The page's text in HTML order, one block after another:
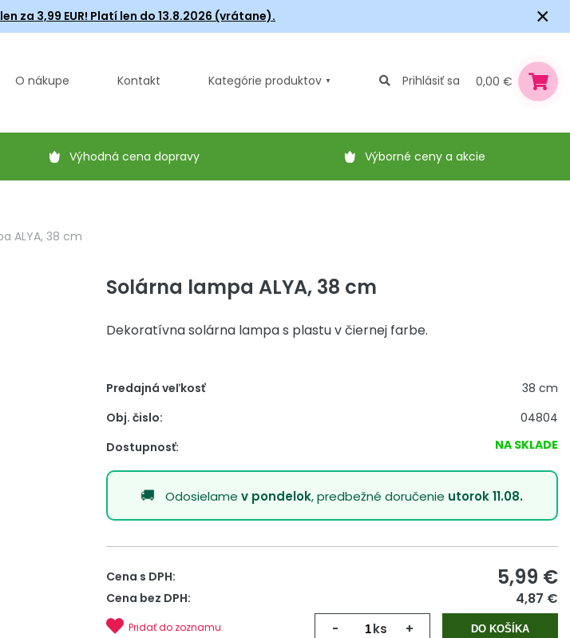
za 3,99 EUR! Platí len do 13.8.2026 (vrátane). ×
O nákupe Kontakt Kategórie produktov Prihlásiť sa 0,00 €
Výhodná cena dopravy Výborné ceny a akcie
ALYA, 38 cm
Solárna lampa ALYA, 38 cm
Dekoratívna solárna lampa s plastu v čiernej farbe.
Predajná veľkosť
38 cm
Obj. čislo:
04804
Dostupnosť:
NA SKLADE
Odosielamev pondelok, predbežné doručenie utorok 11.08.
Cena s DPH: 5,99 €
Cena bez DPH: 4,87 €
- ks + DO KOŠÍKA
Pridať do zoznamu